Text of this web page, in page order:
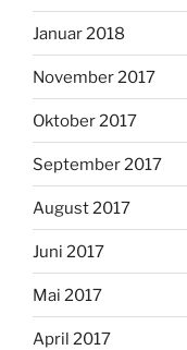
Januar 2018
November 2017
Oktober 2017
September 2017
August 2017
Juni 2017
Mai 2017
April 2017